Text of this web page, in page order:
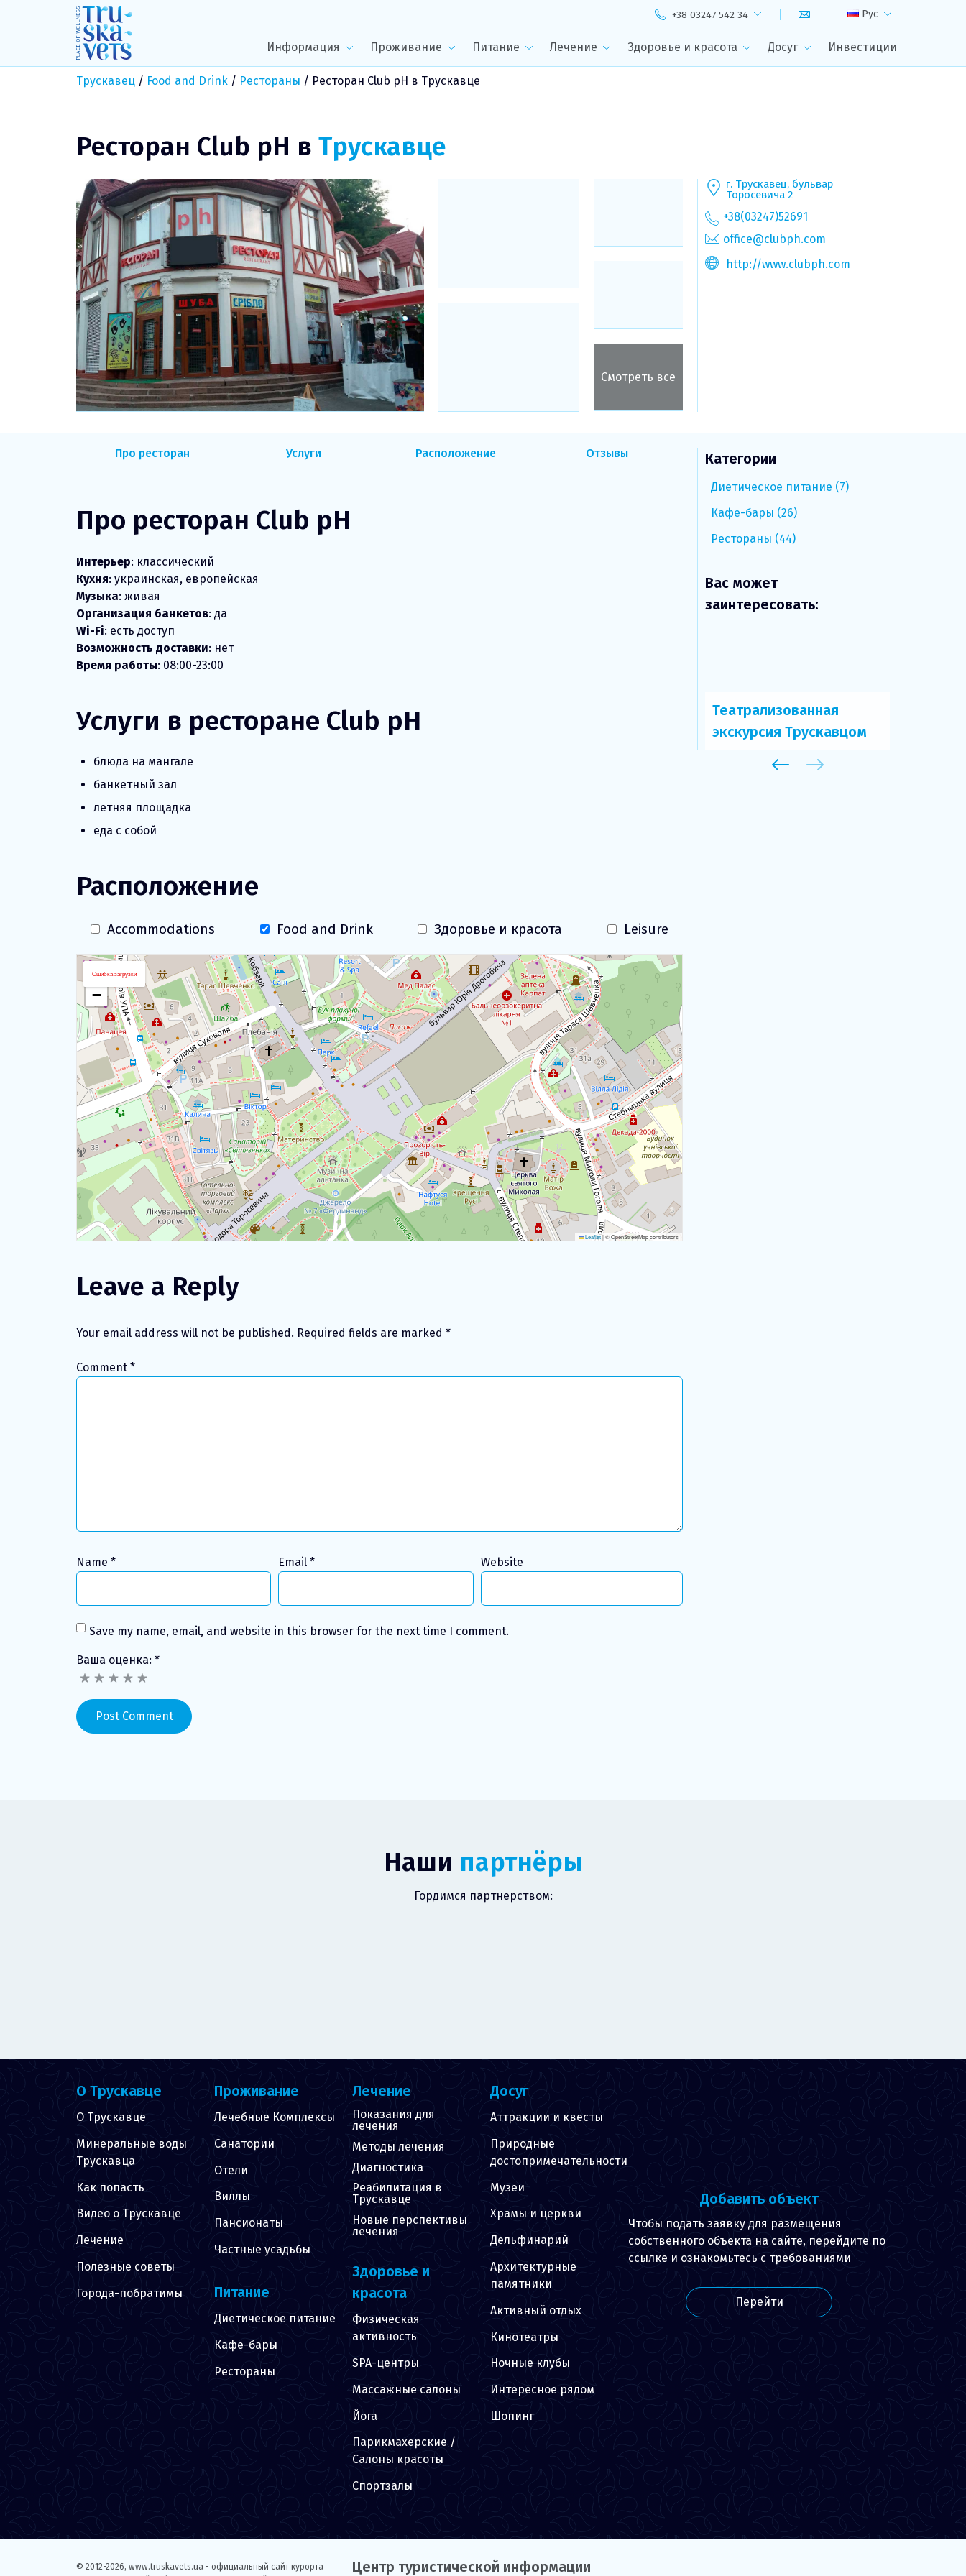
+38 03247 542 34 Рус
Информация Проживание Питание Лечение Здоровье и красота Досуг Инвестиции
Трускавец / Food and Drink / Рестораны / Ресторан Club pH в Трускавце
Ресторан Club pH в Трускавце
Смотреть все
г. Трускавец, бульвар
Торосевича 2
+38(03247)52691
office@clubph.com
http://www.clubph.com
Про ресторан Услуги Расположение Отзывы
Про ресторан Club pH
Интерьер: классический
Кухня: украинская, европейская
Музыка: живая
Организация банкетов: да
Wi-Fi: есть доступ
Возможность доставки: нет
Время работы: 08:00-23:00
Услуги в ресторане Club pH
блюда на мангале
банкетный зал
летняя площадка
еда с собой
Расположение
Accommodations Food and Drink Здоровье и красота Leisure
Загрузка Карты
+
−
Leaflet|© OpenStreetMap contributors
Ошибка загрузки
Leave a Reply
Your email address will not be published. Required fields are marked *
Comment *
Name * Email* Website
Save my name, email, and website in this browser for the next time I comment.
Ваша оценка: *
Категории
Диетическое питание (7)
Кафе-бары (26)
Рестораны (44)
Вас может
заинтересовать:
Театрализованная
экскурсия Трускавцом
Наши партнёры
Гордимся партнерством:
О Трускавце
О Трускавце
Минеральные воды
Трускавца
Как попасть
Видео о Трускавце
Лечение
Полезные советы
Города-побратимы
Проживание
Лечебные Комплексы
Санатории
Отели
Виллы
Пансионаты
Частные усадьбы
Питание
Диетическое питание
Кафе-бары
Рестораны
Лечение
Показания для
лечения
Методы лечения
Диагностика
Реабилитация в
Трускавце
Новые перспективы
лечения
Здоровье и
красота
Физическая
активность
SPA-центры
Массажные салоны
Йога
Парикмахерские /
Салоны красоты
Спортзалы
Досуг
Аттракции и квесты
Природные
достопримечательности
Музеи
Храмы и церкви
Дельфинарий
Архитектурные
памятники
Активный отдых
Кинотеатры
Ночные клубы
Интересное рядом
Шопинг
Добавить объект
Чтобы подать заявку для размещения
собственного объекта на сайте, перейдите по
ссылке и ознакомьтесь с требованиями
Перейти
© 2012-2026, www.truskavets.ua - официальный сайт курорта
Центр туристической информации